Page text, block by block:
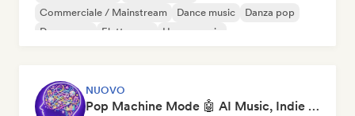
Commerciale / Mainstream
Dance music
Danza pop
Dream pop
Elettropop House music
NUOVO
Pop Machine Mode 🤖 AI Music, Indie Pop & Dream Pop